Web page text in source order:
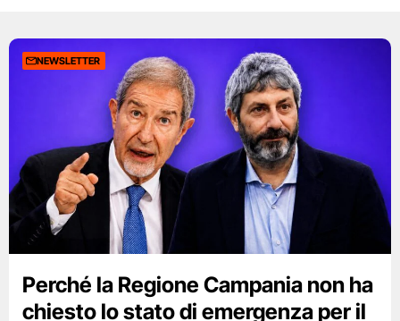
NEWSLETTER
Perché la Regione Campania non ha
chiesto lo stato di emergenza per il